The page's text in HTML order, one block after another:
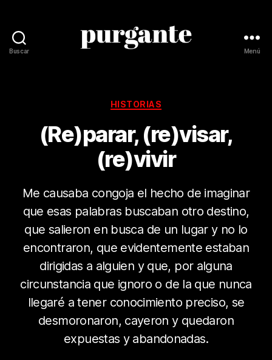
Buscar Menú
Categorías
HISTORIAS
(Re)parar, (re)visar,
(re)vivir
Me causaba congoja el hecho de imaginar
que esas palabras buscaban otro destino,
que salieron en busca de un lugar y no lo
encontraron, que evidentemente estaban
dirigidas a alguien y que, por alguna
circunstancia que ignoro o de la que nunca
llegaré a tener conocimiento preciso, se
desmoronaron, cayeron y quedaron
expuestas y abandonadas.